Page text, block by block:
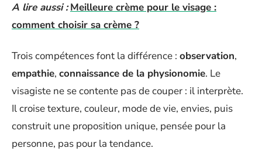
A lire aussi : Meilleure crème pour le visage :
comment choisir sa crème ?
Trois compétences font la différence : observation,
empathie, connaissance de la physionomie. Le
visagiste ne se contente pas de couper : il interprète.
Il croise texture, couleur, mode de vie, envies, puis
construit une proposition unique, pensée pour la
personne, pas pour la tendance.